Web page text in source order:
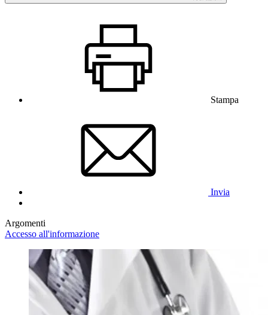
Stampa
Invia
Argomenti
Accesso all'informazione